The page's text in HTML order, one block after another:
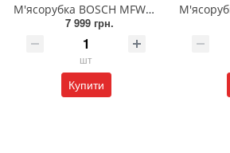
М'ясорубка BOSCH MFWS660B
7 999 грн.
шт
Купити